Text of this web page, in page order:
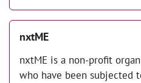
nxtME
nxtME is a non-profit
who have been subjected